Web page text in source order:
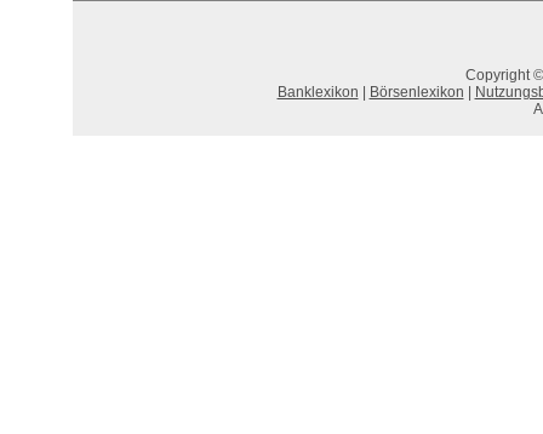
Copyright
Banklexikon
Börsenlexikon